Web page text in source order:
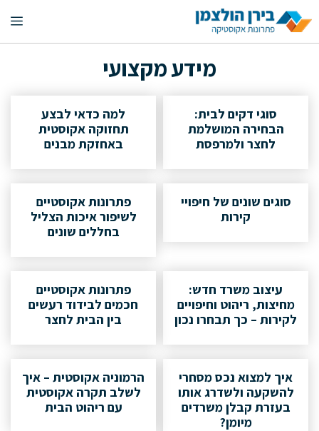
לדלג
לתוכן
מידע מקצועי
סוגי דקים לבית:
הבחירה המושלמת
לחצר ולמרפסת
למה כדאי לבצע
תחזוקה אקוסטית
באחזקת מבנים
סוגים שונים של חיפויי
קירות
פתרונות אקוסטיים
לשיפור איכות הצליל
בחללים שונים
עיצוב משרד חדש:
מחיצות, ריהוט וחיפויים
לקירות – כך תבחרו נכון
פתרונות אקוסטיים
חכמים לבידוד רעשים
בין הבית לחצר
איך למצוא נכס מסחרי
להשקעה ולשדרג אותו
בעזרת קבלן משרדים
מיומן?
הרמוניה אקוסטית – איך
לשלב תקרה אקוסטית
עם ריהוט הבית